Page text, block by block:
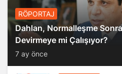
RÖPORTAJ
Dahlan, Normalleşme
Devirmeye mi Çalışıyor?
7 ay önce